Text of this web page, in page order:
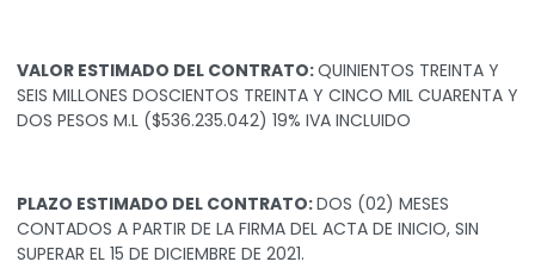
VALOR ESTIMADO DEL CONTRATO:QUINIENTOS TREINTA Y
SEIS MILLONES DOSCIENTOS TREINTA Y CINCO MIL CUARENTA Y
DOS PESOS M.L ($536.235.042) 19% IVA INCLUIDO
PLAZO ESTIMADO DEL CONTRATO:DOS (02) MESES
CONTADOS A PARTIR DE LA FIRMA DEL ACTA DE INICIO, SIN
SUPERAR EL 15 DE DICIEMBRE DE 2021.